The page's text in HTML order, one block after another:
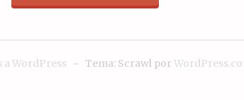
WordPress ~ Tema: Scrawl por